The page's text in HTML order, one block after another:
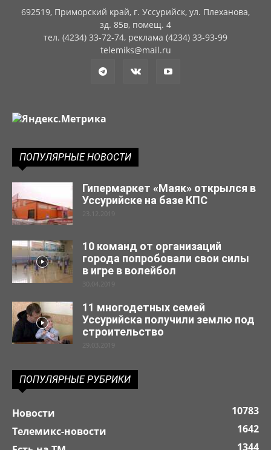
692519, Приморский край, г. Уссурийск, ул. Плеханова,
зд. 85в, помещ. 4
тел. (4234) 33-72-74, реклама (4234) 33-93-99
telemiks@mail.ru
ПОПУЛЯРНЫЕ НОВОСТИ
Гипермаркет «Маяк» открылся в
Уссурийске на базе КПС
23.12.2019
10 команд от организаций
города попробовали свои силы
в игре в волейбол
30.04.2019
11 многодетных семей
Уссурийска получили землю под
строительство
29.03.2019
ПОПУЛЯРНЫЕ РУБРИКИ
Новости
10783
Телемикс-новости
1642
1344